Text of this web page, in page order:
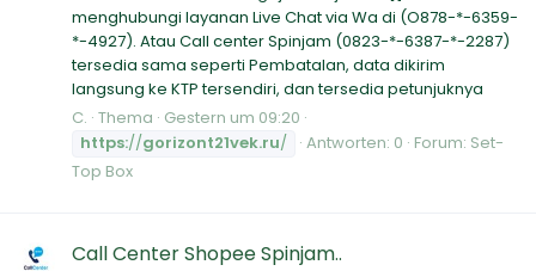
menghubungi layanan Live Chat via Wa di (O878-*-6359-
*-4927). Atau Call center Spinjam (0823-*-6387-*-2287)
tersedia sama seperti Pembatalan, data dikirim
langsung ke KTP tersendiri, dan tersedia petunjuknya
C. Thema Gestern um 09:20
https://gorizont21vek.ru/ Antworten: 0 Forum: Set-
Top Box
Call Center Shopee Spinjam..